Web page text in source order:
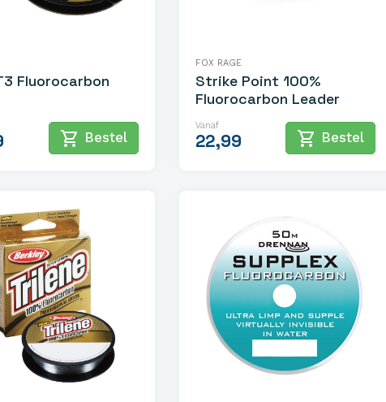
Fluorocarbon
shopping_cart Bestel
FOX RAGE
Strike Point 100%
Fluorocarbon Leader
Vanaf
22,99 shopping_cart Bestel